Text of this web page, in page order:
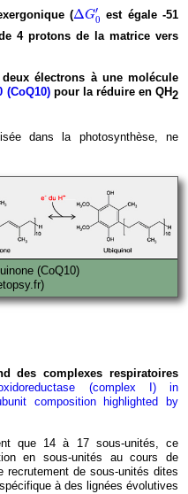
(ΔG′
0
Δ G0 est égale -51
4 protons de la matrice vers
électrons à une molécule
(CoQ10) pour la réduire en QH2
dans la photosynthèse, ne
(CoQ10)
des complexes respiratoires
(complex I) in
composition highlighted by
que 14 à 17 sous-unités, ce
en sous-unités au cours de
recrutement de sous-unités dites
à des lignées évolutives